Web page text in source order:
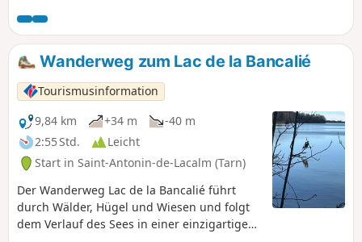
entspringt aus dem Lézert.
Wanderweg zum Lac de la Bancalié
Tourismusinformation
9,84 km
+34 m
-40 m
2:55 Std.
Leicht
Start in Saint-Antonin-de-Lacalm (Tarn)
Der Wanderweg Lac de la Bancalié führt
durch Wälder, Hügel und Wiesen und folgt
dem Verlauf des Sees in einer einzigartigen,